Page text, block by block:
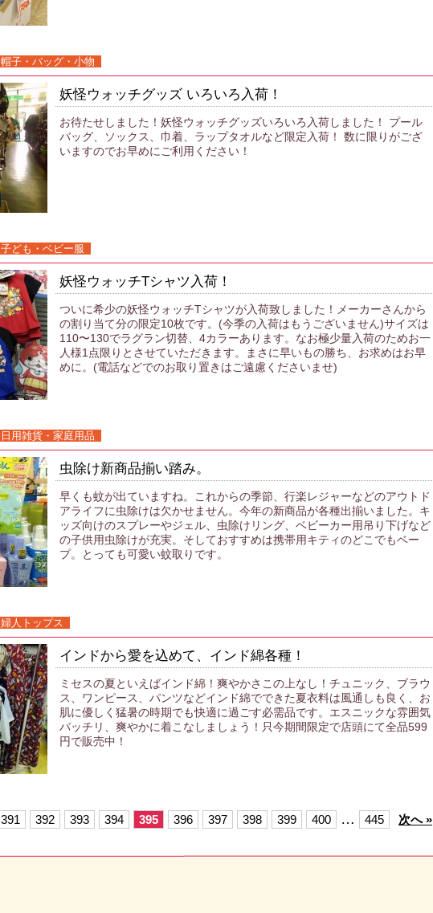
帽子・バッグ・小物
妖怪ウォッチグッズ いろいろ入荷！
お待たせしました！妖怪ウォッチグッズいろいろ入荷しました！ プール
バッグ、ソックス、巾着、ラップタオルなど限定入荷！ 数に限りがござ
いますのでお早めにご利用ください！
子ども・ベビー服
妖怪ウォッチTシャツ入荷！
ついに希少の妖怪ウォッチTシャツが入荷致しました！メーカーさんから
の割り当て分の限定10枚です。(今季の入荷はもうございません)サイズは
110〜130でラグラン切替、4カラーあります。なお極少量入荷のためお一
人様1点限りとさせていただきます。まさに早いもの勝ち、お求めはお早
めに。(電話などでのお取り置きはご遠慮くださいませ)
日用雑貨・家庭用品
虫除け新商品揃い踏み。
早くも蚊が出ていますね。これからの季節、行楽レジャーなどのアウトド
アライフに虫除けは欠かせません。今年の新商品が各種出揃いました。キ
ッズ向けのスプレーやジェル、虫除けリング、ベビーカー用吊り下げなど
の子供用虫除けが充実。そしておすすめは携帯用キティのどこでもベー
プ。とっても可愛い蚊取りです。
婦人トップス
インドから愛を込めて、インド綿各種！
ミセスの夏といえばインド綿！爽やかさこの上なし！チュニック、ブラウ
ス、ワンピース、パンツなどインド綿でできた夏衣料は風通しも良く、お
肌に優しく猛暑の時期でも快適に過ごす必需品です。エスニックな雰囲気
バッチリ、爽やかに着こなしましょう！只今期間限定で店頭にて全品599
円で販売中！
391 392 393 394 395 396 397 398 399 400 … 445 次へ »